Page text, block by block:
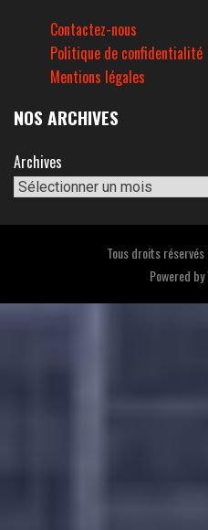
Contactez-nous
Politique de confidentialité
Mentions légales
NOS ARCHIVES
Archives
Tous droits réservés
Powered by